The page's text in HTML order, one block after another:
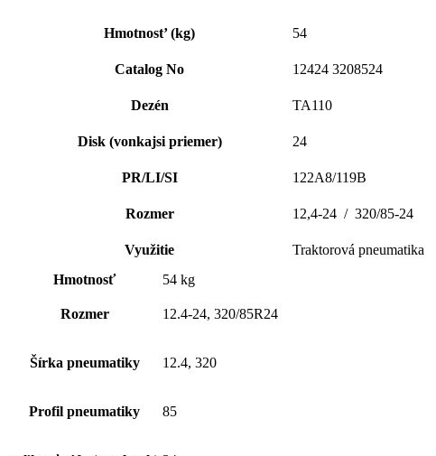
Hmotnost’ (kg) 54
Catalog No 12424 3208524
Dezén TA110
Disk (vonkajsi priemer) 24
PR/LI/SI 122A8/119B
Rozmer 12,4-24 / 320/85-24
Využitie
Traktorová pneumatika
Hmotnosť
54 kg
Rozmer 12.4-24, 320/85R24
Šírka pneumatiky 12.4, 320
Profil pneumatiky 85